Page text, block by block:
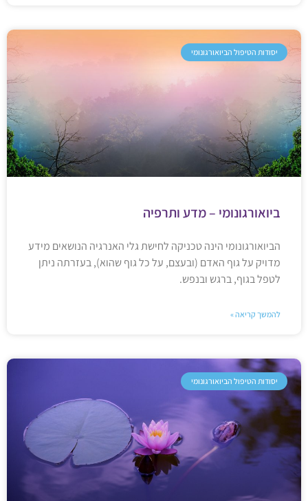
יסודות הטיפול הביואורגונומי
ביואורגונומי – מדע ותרפיה
הביואורגונומי הינה טכניקה לחישת גלי האנרגיה הנושאים מידע
מדויק על גוף האדם (ובעצם, על כל גוף שהוא), בעזרתה ניתן
לטפל בגוף, ברגש ובנפש.
להמשך קריאה »
יסודות הטיפול הביואורגונומי